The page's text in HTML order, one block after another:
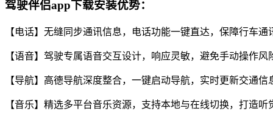
驾驶伴侣app下载安装优势：
【电话】无缝同步通讯信息，电话功能一键直达，保障行车通
【语音】驾驶专属语音交互设计，响应灵敏，避免手动操作风
【导航】高德导航深度整合，一键启动导航，实时更新交通信
【音乐】精选多平台音乐资源，支持本地与在线切换，打造听